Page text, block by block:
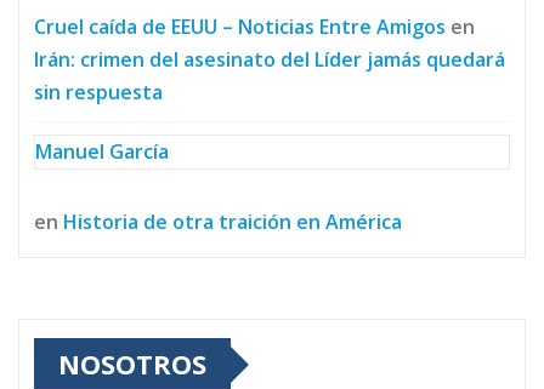
Cruel caída de EEUU – Noticias Entre Amigos en
Irán: crimen del asesinato del Líder jamás quedará
sin respuesta
Manuel García
en Historia de otra traición en América
NOSOTROS